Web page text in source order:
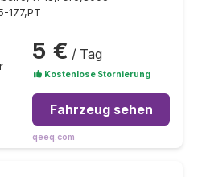
177,PT
5 € / Tag
Kostenlose Stornierung
Fahrzeug sehen
qeeq.com